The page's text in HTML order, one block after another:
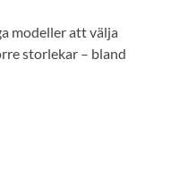
modeller att välja
storlekar – bland